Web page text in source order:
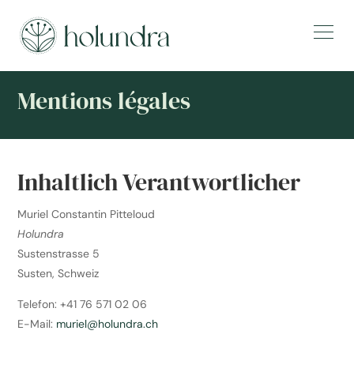
Mentions légales
Inhaltlich Verantwortlicher
Muriel Constantin Pitteloud
Holundra
Sustenstrasse 5
Susten, Schweiz
Telefon: +41 76 571 02 06
E-Mail: muriel@holundra.ch